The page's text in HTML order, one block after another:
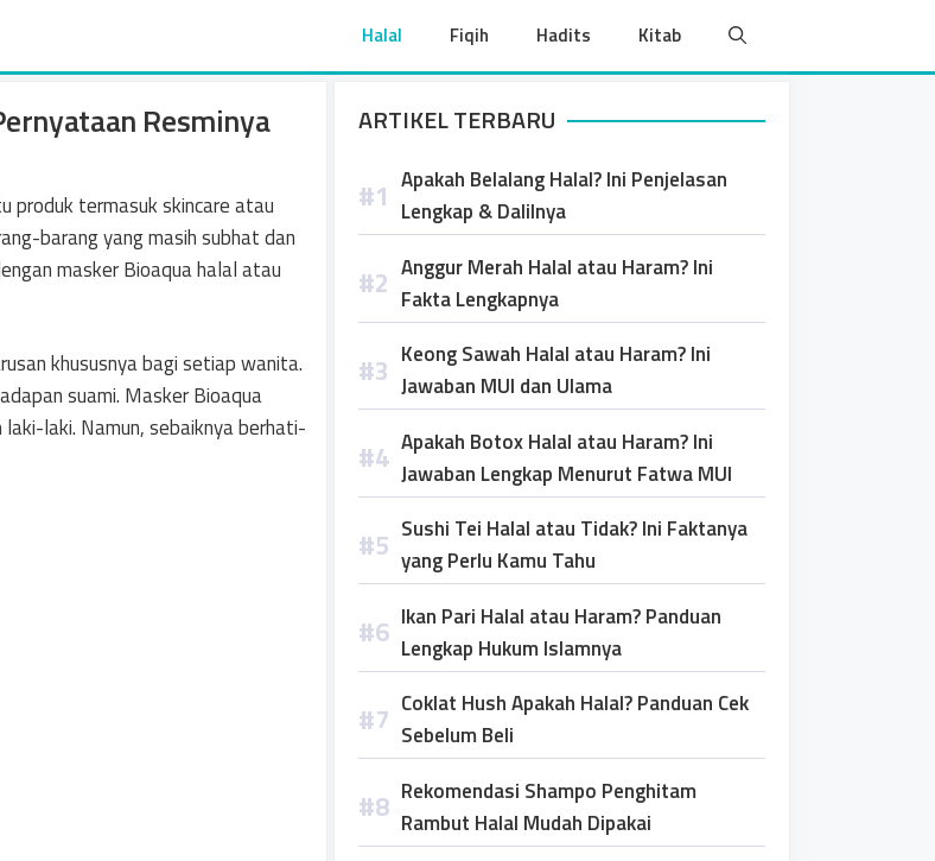
Halal Fiqih Hadits Kitab
Resminya
produk termasuk skincare atau
barang yang masih subhat dan
masker Bioaqua halal atau
khususnya bagi setiap wanita.
suami. Masker Bioaqua
laki. Namun, sebaiknya berhati-
ARTIKEL TERBARU
Apakah Belalang Halal? Ini Penjelasan
Lengkap & Dalilnya
Anggur Merah Halal atau Haram? Ini
Fakta Lengkapnya
Keong Sawah Halal atau Haram? Ini
Jawaban MUI dan Ulama
Apakah Botox Halal atau Haram? Ini
Jawaban Lengkap Menurut Fatwa MUI
Sushi Tei Halal atau Tidak? Ini Faktanya
yang Perlu Kamu Tahu
Ikan Pari Halal atau Haram? Panduan
Lengkap Hukum Islamnya
Coklat Hush Apakah Halal? Panduan Cek
Sebelum Beli
Rekomendasi Shampo Penghitam
Rambut Halal Mudah Dipakai